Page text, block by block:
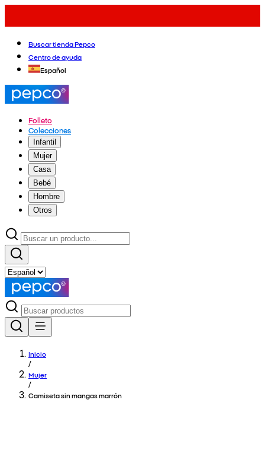
Buscar tienda Pepco
Centro de ayuda
Español
Folleto
Colecciones
Infantil
Mujer
Casa
Bebé
Hombre
Otros
Inicio
/
Mujer
/
Camiseta sin mangas marrón